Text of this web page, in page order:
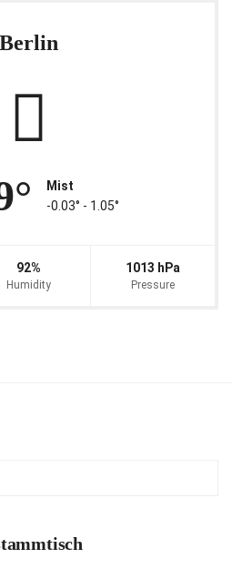
Berlin
Mist
-0.03° ‐ 1.05°
92%
Humidity
1013 hPa
Pressure